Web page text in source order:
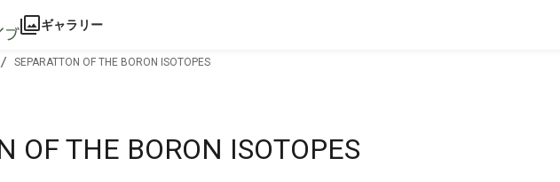
ギャラリー
SEPARATTON OF THE BORON ISOTOPES
OF THE BORON ISOTOPES